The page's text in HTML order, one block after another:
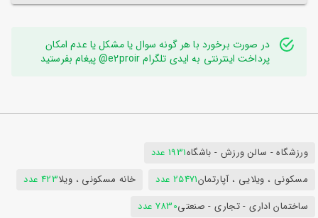
در صورت برخورد با هر گونه سوال یا مشکل یا عدم امکان
پرداخت اینترنتی به ایدی تلگرام e2proir@ پیغام بفرستید
ورزشگاه - سالن ورزش - باشگاه1931 عدد
مسکونی ، ویلایی ، آپارتمان25471 عدد خانه مسکونی ، ویلا423 عدد
ساختمان اداری - تجاری - صنعتی7830 عدد